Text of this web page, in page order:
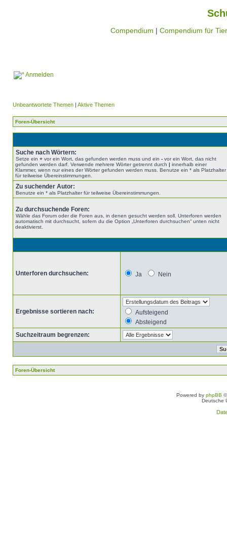
Compendium | Compendium für
Anmelden
Unbeantwortete Themen | Aktive Themen
Foren-Übersicht
Suche nach Wörtern:
Setze ein + vor ein Wort, das gefunden werden muss und ein - vor ein Wort, das nicht
gefunden werden darf. Verwende mehrere Wörter getrennt durch | innerhalb einer
Klammer, wenn nur eines der Wörter gefunden werden muss. Benutze ein * als Platzhalter
für teilweise Übereinstimmungen.
Zu suchender Autor:
Benutze ein * als Platzhalter für teilweise Übereinstimmungen.
Zu durchsuchende Foren:
Wähle das Forum oder die Foren aus, in denen gesucht werden soll. Unterforen werden
automatisch mit durchsucht, sofern du die Option „Unterforen durchsuchen“ unten nicht
deaktivierst.
Unterforen durchsuchen: Ja Nein
Ergebnisse sortieren nach:
Aufsteigend
Absteigend
Suchzeitraum begrenzen:
Foren-Übersicht
Powered by phpBB
Deutsche